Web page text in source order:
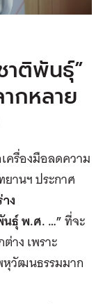
ติพันธุ์”
กหลาย
ครื่องมือลดความ
านฯ ประกาศ
ง
นธุ์ พ.ศ. …”ที่จะ
าง เพราะ
หุวัฒนธรรมมาก